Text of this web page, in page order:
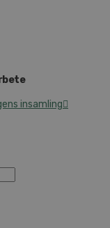
insamling